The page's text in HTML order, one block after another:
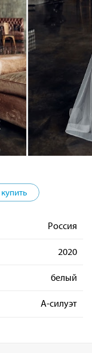
Россия
2020
белый
А-силуэт